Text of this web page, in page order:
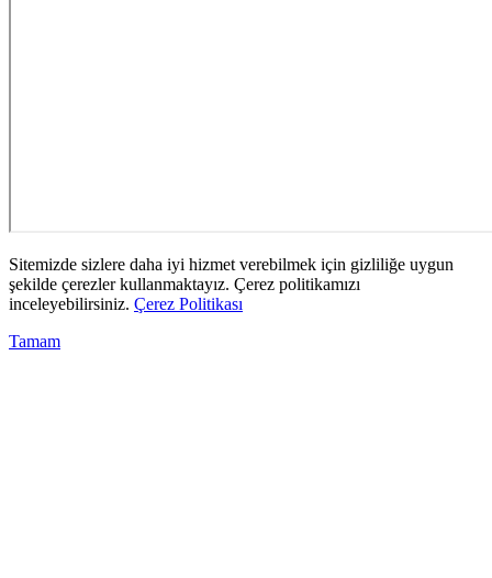
Sitemizde sizlere daha iyi hizmet verebilmek için gizliliğe uygun
şekilde çerezler kullanmaktayız. Çerez politikamızı
inceleyebilirsiniz. Çerez Politikası
Tamam